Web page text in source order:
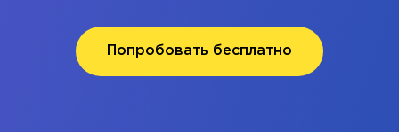
Попробовать бесплатно